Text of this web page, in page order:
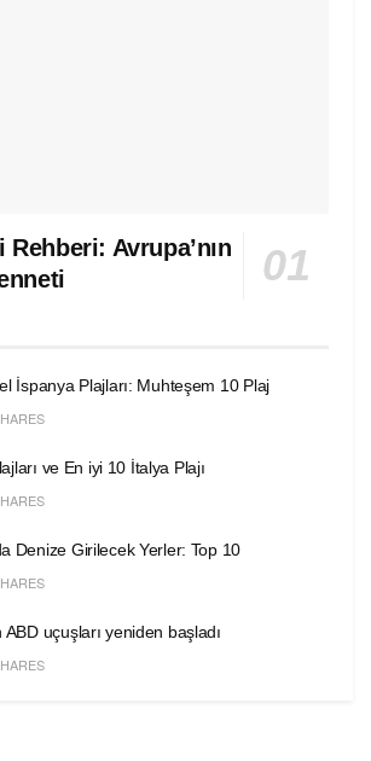
Avrupa’nın
İspanya Plajları: Muhteşem 10 Plaj
ve En iyi 10 İtalya Plajı
Denize Girilecek Yerler: Top 10
ABD uçuşları yeniden başladı